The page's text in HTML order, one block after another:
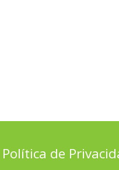
Política de